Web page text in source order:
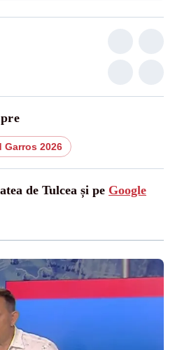
Garros 2026
de Tulcea și pe Google